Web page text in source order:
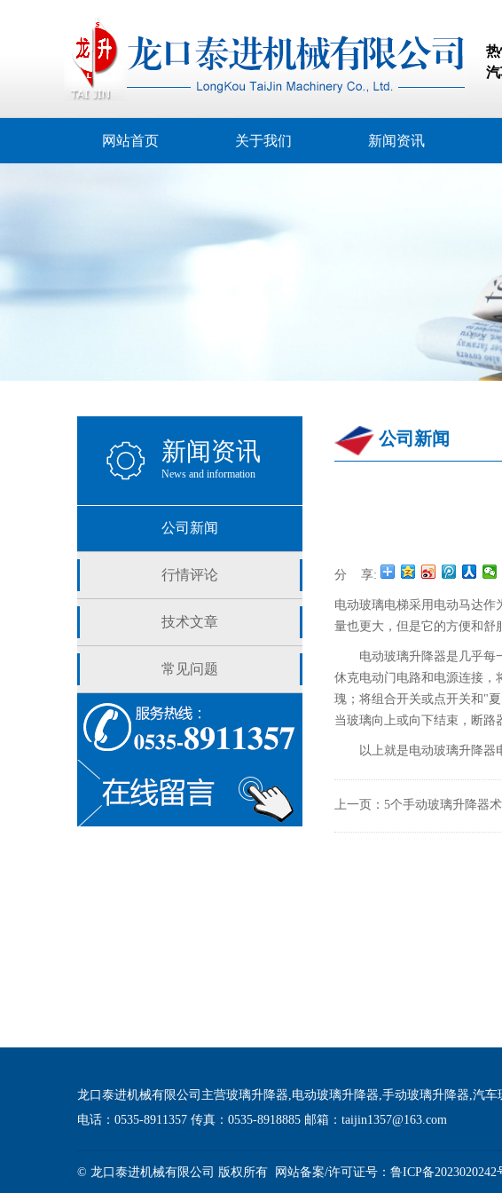
网站首页 关于我们 新闻资讯
新闻资讯
News and information
公司新闻
行情评论
技术文章
常见问题
公司新闻
分 享:
电动玻璃电梯采用电动马达
量也更大，但是它的方便和舒
电动玻璃升降器是几乎每一
休克电动门电路和电源连接，
瑰；将组合开关或点开关和"
当玻璃向上或向下结束，断路
以上就是电动玻璃升降器电
上一页：5个手动玻璃升降器
龙口泰进机械有限公司主营玻璃升降器,电动玻璃升降器,手动玻璃升降器,汽车
电话：0535-8911357 传真：0535-8918885 邮箱：taijin1357@163.com
© 龙口泰进机械有限公司 版权所有 网站备案/许可证号： 鲁ICP备2023020242